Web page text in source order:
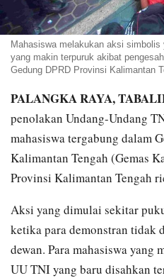
Mahasiswa melakukan aksi
yang makin terpuruk akibat
Gedung DPRD Provinsi Kalimantan
PALANGKA RAYA,
penolakan Undang-Undang
mahasiswa tergabung dalam
Kalimantan Tengah (Gemas
Provinsi Kalimantan Tengah
Aksi yang dimulai sekitar
ketika para demonstran tidak
dewan. Para mahasiswa yang
UU TNI yang baru disahkan